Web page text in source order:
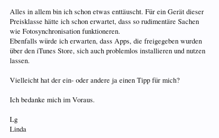
Alles in allem bin ich schon etwas enttäuscht. Für ein Gerät dieser
Preisklasse hätte ich schon erwartet, dass so rudimentäre Sachen
wie Fotosynchronisation funktioneren.
Ebenfalls würde ich erwarten, dass Apps, die freigegeben wurden
über den iTunes Store, sich auch problemlos installieren und nutzen
lassen.
Vielleicht hat der ein- oder andere ja einen Tipp für mich?
Ich bedanke mich im Voraus.
Lg
Linda